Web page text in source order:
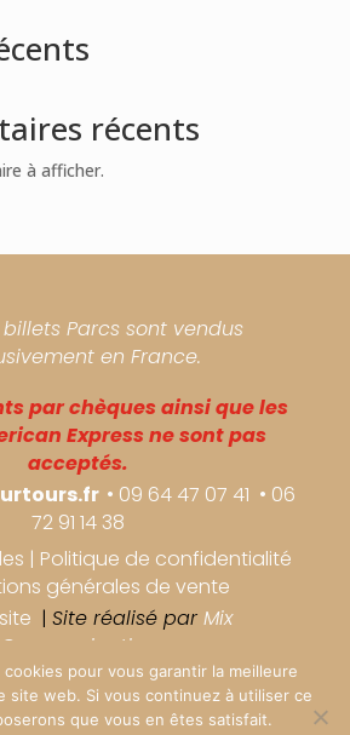
récents
à afficher.
billets Parcs sont vendus
en France.
par chèques ainsi que les
Express ne sont pas
acceptés.
• 09 64 47 07 41 • 06
72 91 14 38
| Politique de confidentialité
générales de vente
|Site réalisé parMix
Communication
Azur Tours. Tous droits réservés.
pour vous garantir la meilleure
site web. Si vous continuez à utiliser ce
que vous en êtes satisfait.